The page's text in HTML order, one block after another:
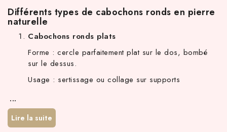
Différents types de cabochons ronds en pierre
naturelle
Cabochons ronds plats
Forme : cercle parfaitement plat sur le dos, bombé
sur le dessus.
Usage : sertissage ou collage sur supports
...
Lire la suite